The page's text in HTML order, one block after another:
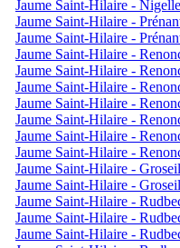
Jaume Saint-Hilaire -
Jaume Saint-Hilaire -
Jaume Saint-Hilaire -
Jaume Saint-Hilaire -
Jaume Saint-Hilaire -
Jaume Saint-Hilaire -
Jaume Saint-Hilaire -
Jaume Saint-Hilaire -
Jaume Saint-Hilaire -
Jaume Saint-Hilaire -
Jaume Saint-Hilaire -
Jaume Saint-Hilaire -
Jaume Saint-Hilaire -
Jaume Saint-Hilaire -
Jaume Saint-Hilaire -